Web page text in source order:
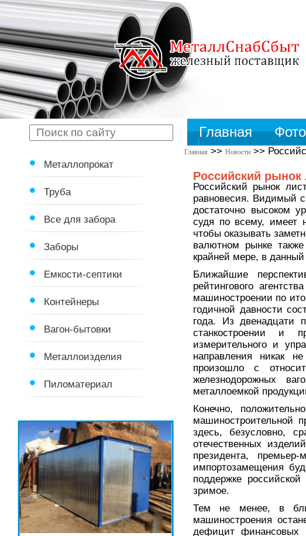
Главная Фото
Главная >> Новости >>
Российский рынок
Российский рынок
равновесия. Видимый
достаточно высоком
судя по всему, имеет
чтобы оказывать
валютном рынке
крайней мере, в
Ближайшие
рейтингового
машиностроении по
годичной давности
года. Из двенадцати
станкостроении и
измерительного и
направления никак
произошло с
железнодорожных
металлоемкой
Конечно,
машиностроительной
здесь, безусловно,
отечественных
президента,
импортозамещения
поддержке
зримое.
Тем не менее, в
машиностроения
дефицит финансовых
Металлопрокат
Труба
Все для забора
Заборы
Емкости-септики
Контейнеры
Вагон-бытовки
Металлоизделия
Пиломатериал